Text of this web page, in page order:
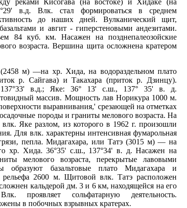
в.д. Влк. стал формироваться в среднем
до наших дней. Вулканический щит,
и авгит - гиперстеновыми андезитами.
84 куб. км. Насажен на позднепалеозойские
возраста. Вершина щита осложнена кратером
м) —на хр. Хида, на водораздельном плато
р. Сайгава) и Такахара (приток р. Дзинцу).
в.д.; Яке: 36° 13' с.ш., 137° 35' в. д.
массив. Мощность лав Норикура 1000 м.
выравнивания,' срезающей на отметках
породы и граниты мелового возраста. На
Яке разлом, из которого в 1962 г. произошли
Для влк. характерны интенсивная фумарольная
грязи, пепла. Мидагахара, или Татэ (3015 м) — на
хр. Хида. 36°35' с.ш., 137°34' в. д. Насажен на
мелового возраста, перекрытые лавовыми
образуют базальтовые плато Мидагахара и
рельефа 2600 м. Щитовой влк. Татэ расположен
кальдерой дм. 3 и 6 км, находящейся на его
проявляет сольфатарную деятельность.
в побочных взрывных кратерах.